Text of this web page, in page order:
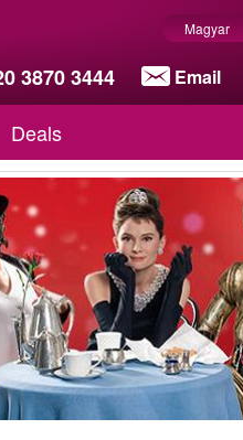
3870 3444 Email
Magyar
Deals